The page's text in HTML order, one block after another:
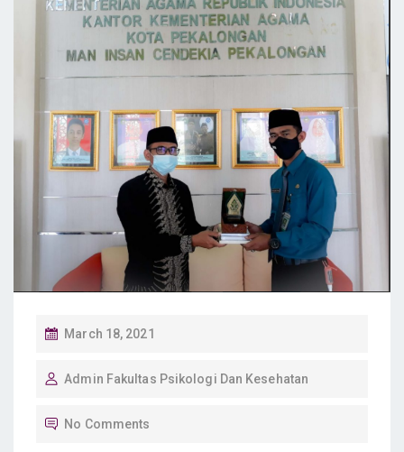
P
S
March 18, 2021
Admin Fakultas Psikologi Dan Kesehatan
No Comments